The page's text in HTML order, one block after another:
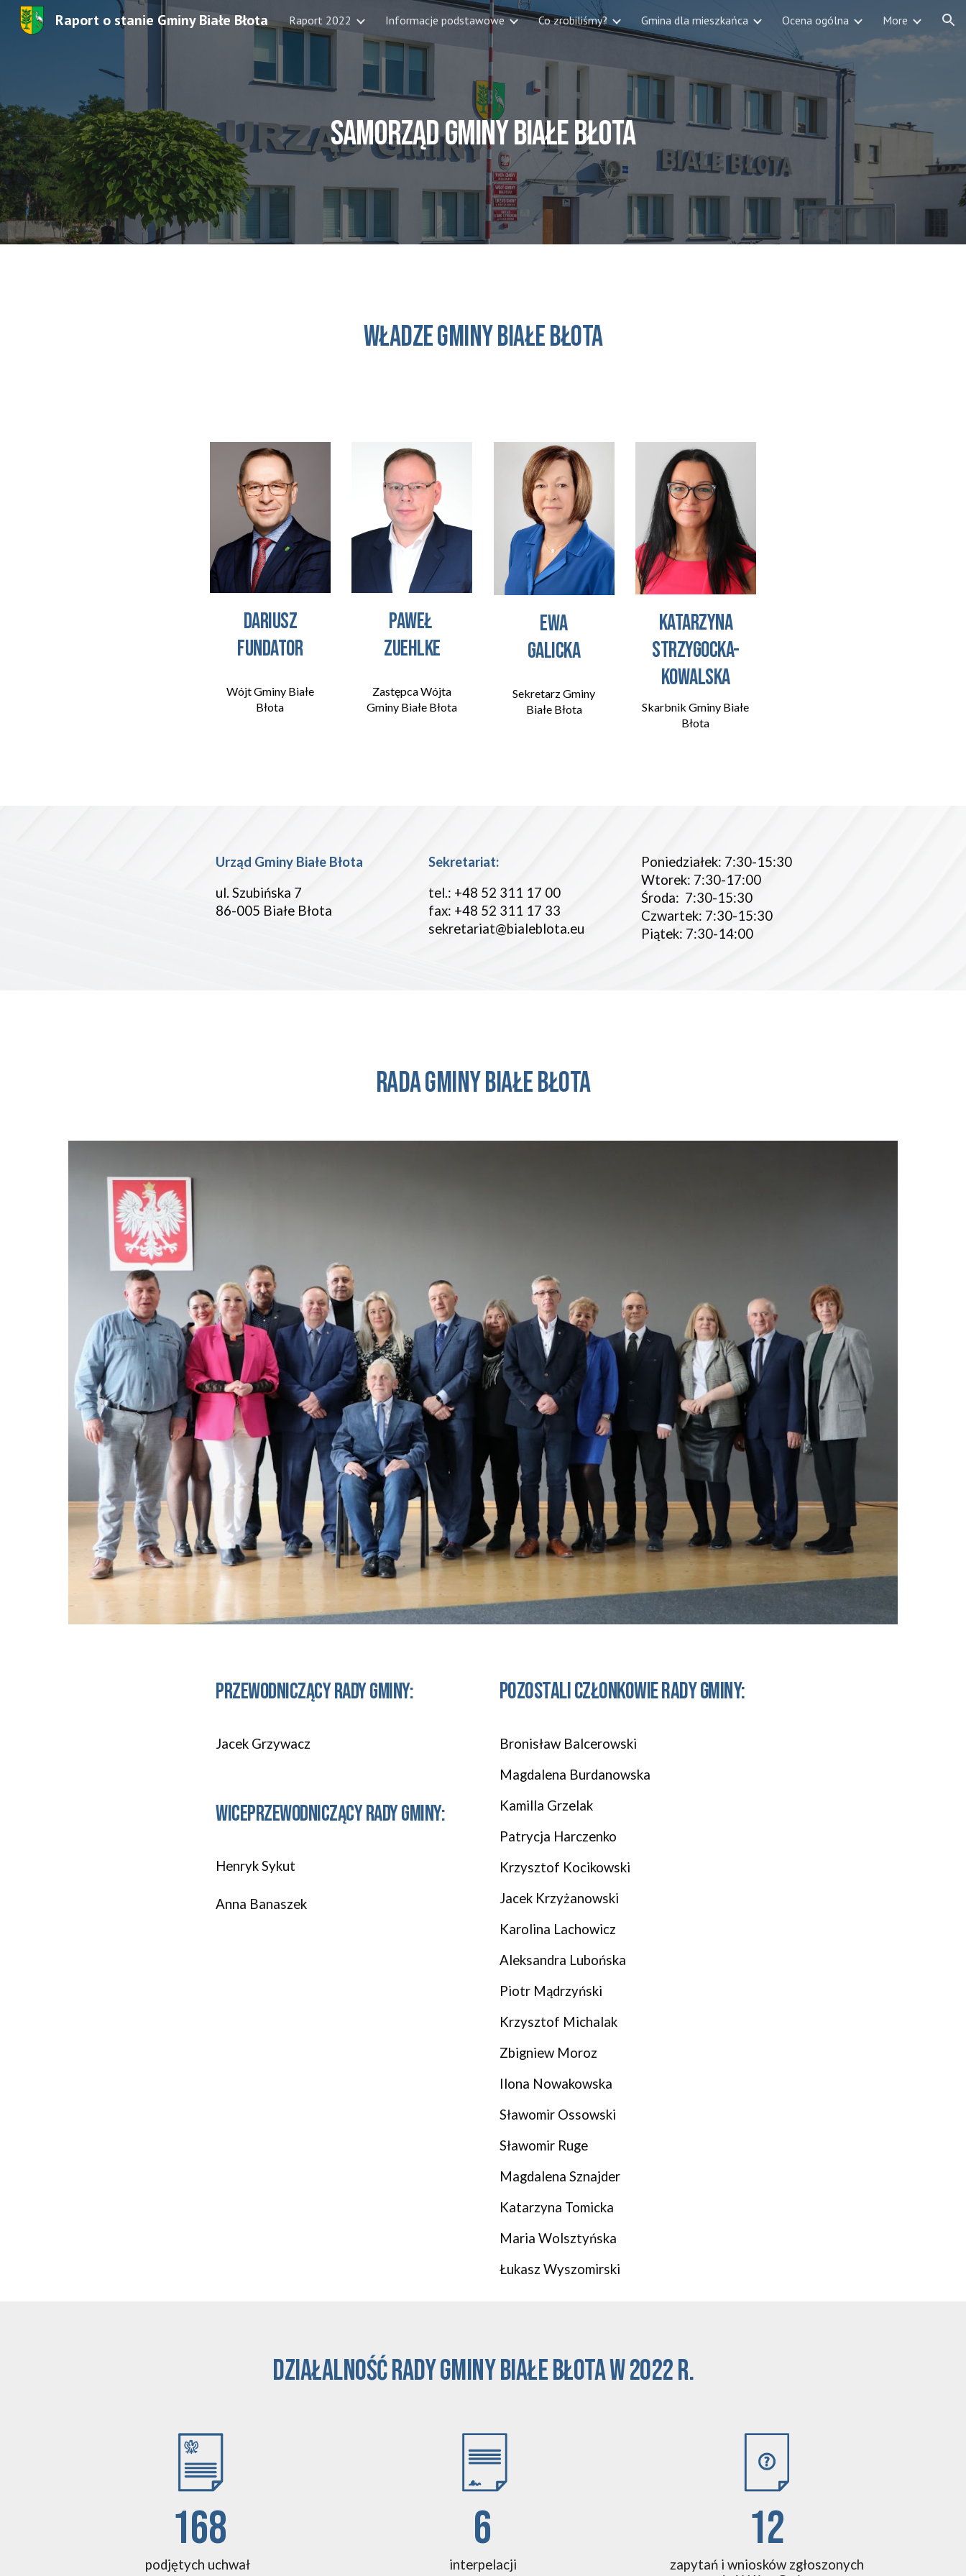
Skip to main content Skip to navigation
Raport o stanie Gminy Białe Błota Raport 2022 Informacje podstawowe Co zrobiliśmy? Gmina dla mieszkańca Ocena ogólna More
SAMORZĄD GMINY Białe Błota
WŁADZE GMINY Białe Błota
Dariusz
Fundator
Wójt Gminy Białe
Błota
Paweł
Zuehlke
Zastępca Wójta
Gminy Białe Błota
Ewa
Galicka
Sekretarz Gminy
Białe Błota
Katarzyna
Strzygocka-
Kowalska
Skarbnik Gminy Białe
Błota
Urząd Gminy Białe Błota
ul. Szubińska 7
86-005 Białe Błota
Sekretariat:
tel.: +48 52 311 17 00
fax: +48 52 311 17 33
sekretariat@bialeblota.eu
Poniedziałek: 7:30-15:30
Wtorek: 7:30-17:00
Środa: 7:30-15:30
Czwartek: 7:30-15:30
Piątek: 7:30-14:00
RADA GMINY Białe Błota
PrzewodniczącyRady Gminy:
Jacek Grzywacz
Wiceprzewodniczący Rady Gminy:
Henryk Sykut
Anna Banaszek
Pozostali członkowie Rady Gminy:
Bronisław Balcerowski
Magdalena Burdanowska
Kamilla Grzelak
Patrycja Harczenko
Krzysztof Kocikowski
Jacek Krzyżanowski
Karolina Lachowicz
Aleksandra Lubońska
Piotr Mądrzyński
Krzysztof Michalak
Zbigniew Moroz
Ilona Nowakowska
Sławomir Ossowski
Sławomir Ruge
Magdalena Sznajder
Katarzyna Tomicka
Maria Wolsztyńska
Łukasz Wyszomirski
Działalność Rady Gminy białe błota w 2022 r.
168
podjętych uchwał
6
interpelacji
12
zapytań i wniosków zgłoszonych